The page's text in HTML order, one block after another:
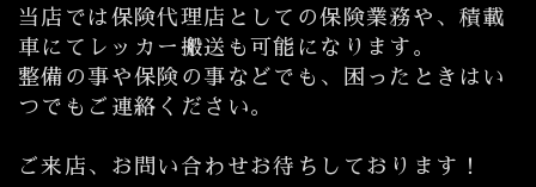
当店では保険代理店としての保険業務や、積載
車にてレッカー搬送も可能になります。
整備の事や保険の事などでも、困ったときはい
つでもご連絡ください。
ご来店、お問い合わせお待ちしております！